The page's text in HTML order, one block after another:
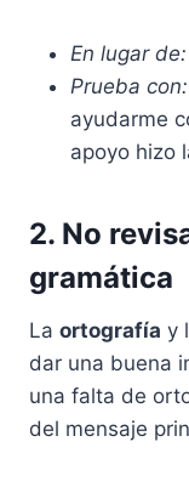
En lugar de:
Prueba con:
ayudarme
apoyo hizo
2. No
gramática
La ortografía y
dar una buena
una falta de
del mensaje